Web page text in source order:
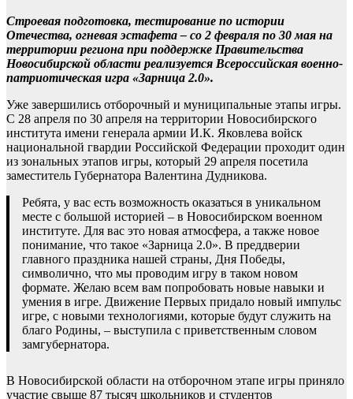
Строевая подготовка, тестирование по истории
Отечества, огневая эстафета – со 2 февраля по 30 мая на
территории региона при поддержке Правительства
Новосибирской области реализуется Всероссийская военно-
патриотическая игра «Зарница 2.0».
Уже завершились отборочный и муниципальные этапы игры.
С 28 апреля по 30 апреля на территории Новосибирского
института имени генерала армии И.К. Яковлева войск
национальной гвардии Российской Федерации проходит один
из зональных этапов игры, который 29 апреля посетила
заместитель Губернатора Валентина Дудникова.
Ребята, у вас есть возможность оказаться в уникальном
месте с большой историей – в Новосибирском военном
институте. Для вас это новая атмосфера, а также новое
понимание, что такое «Зарница 2.0». В преддверии
главного праздника нашей страны, Дня Победы,
символично, что мы проводим игру в таком новом
формате. Желаю всем вам попробовать новые навыки и
умения в игре. Движение Первых придало новый импульс
игре, с новыми технологиями, которые будут служить на
благо Родины, – выступила с приветственным словом
замгубернатора.
В Новосибирской области на отборочном этапе игры приняло
участие свыше 87 тысяч школьников и студентов